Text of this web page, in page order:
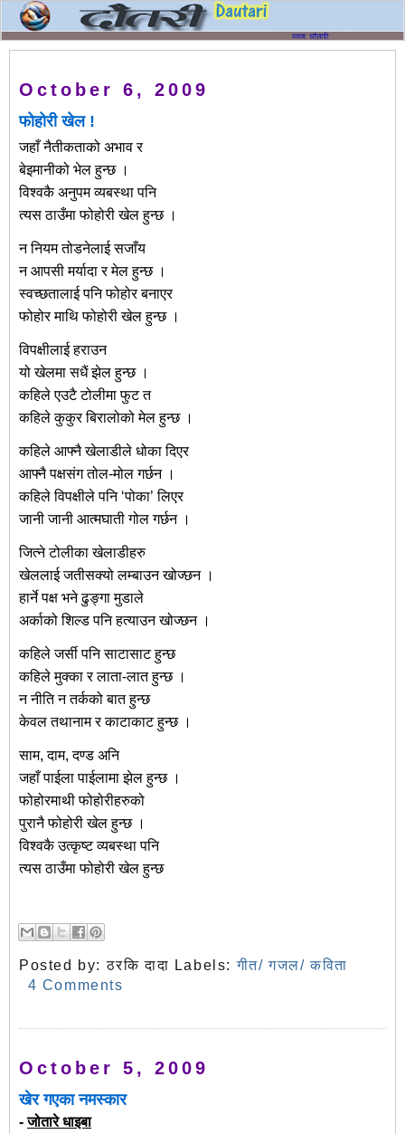
October 6, 2009
फोहोरी खेल !
जहाँ नैतीकताको अभाव र
बेइमानीको भेल हुन्छ ।
विश्वकै अनुपम व्यबस्था पनि
त्यस ठाउँमा फोहोरी खेल हुन्छ ।
न नियम तोडनेलाई सजाँय
न आपसी मर्यादा र मेल हुन्छ ।
स्वच्छतालाई पनि फोहोर बनाएर
फोहोर माथि फोहोरी खेल हुन्छ ।
विपक्षीलाई हराउन
यो खेलमा सधैं झेल हुन्छ ।
कहिले एउटै टोलीमा फुट त
कहिले कुकुर बिरालोको मेल हुन्छ ।
कहिले आफ्नै खेलाडीले धोका दिएर
आफ्नै पक्षसंग तोल-मोल गर्छन ।
कहिले विपक्षीले पनि ‘पोका’ लिएर
जानी जानी आत्मघाती गोल गर्छन ।
जित्ने टोलीका खेलाडीहरु
खेललाई जतीसक्यो लम्बाउन खोज्छन ।
हार्ने पक्ष भने ढुङ्गा मुडाले
अर्काको शिल्ड पनि हत्याउन खोज्छन ।
कहिले जर्सी पनि साटासाट हुन्छ
कहिले मुक्का र लाता-लात हुन्छ ।
न नीति न तर्कको बात हुन्छ
केवल तथानाम र काटाकाट हुन्छ ।
साम, दाम, दण्ड अनि
जहाँ पाईला पाईलामा झेल हुन्छ ।
फोहोरमाथी फोहोरीहरुको
पुरानै फोहोरी खेल हुन्छ ।
विश्वकै उत्कृष्ट व्यबस्था पनि
त्यस ठाउँमा फोहोरी खेल हुन्छ
Posted by:ठरकि दादा Labels:गीत/ गजल/ कविता
4 Comments
October 5, 2009
खेर गएका नमस्कार
-जोतारे धाइबा